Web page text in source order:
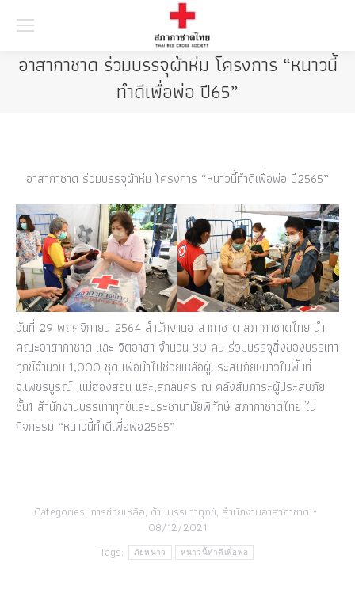
อาสากาชาด ร่วมบรรจุผ้าห่ม โครงการ “หนาวนี้
ทำดีเพื่อพ่อ ปี65”
อาสากาชาด ร่วมบรรจุผ้าห่ม โครงการ “หนาวนี้ทำดีเพื่อพ่อ ปี2565”
วันที่ 29 พฤศจิกายน 2564 สำนักงานอาสากาชาด สภากาชาดไทย นำ
คณะอาสากาชาด และ จิตอาสา จำนวน 30 คน ร่วมบรรจุสิ่งของบรรเทา
ทุกข์​จำนวน 1,000 ชุด เพื่อ​นำไปช่วยเหลือ​ผู้ประสบภัย​หนาวในพื้นที่
จ.เพชรบูรณ์ ,แม่ฮ่องสอน​ เเละ,สกลนคร​​​ ณ คลัง​สัมภาระ​ผู้ประสบภัย​
ชั้น1 สำนักงานบรรเทา​ทุกข์​และ​ประชา​นา​มัย​พิทักษ์​ สภากาชาด​ไทย​ ใน
กิจกรรม “หนาวนี้ทำดีเพื่อพ่อ2565”
Categories: การช่วยเหลือ, ด้านบรรเทาทุกข์, สำนักงานอาสากาชาด
08/12/2021
Tags:
ภัยหนาว หนาวนี้ทำดีเพื่อพ่อ